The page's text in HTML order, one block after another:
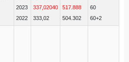
2023
2022
337,02040
333,02
517.888
504.302
60
60+2